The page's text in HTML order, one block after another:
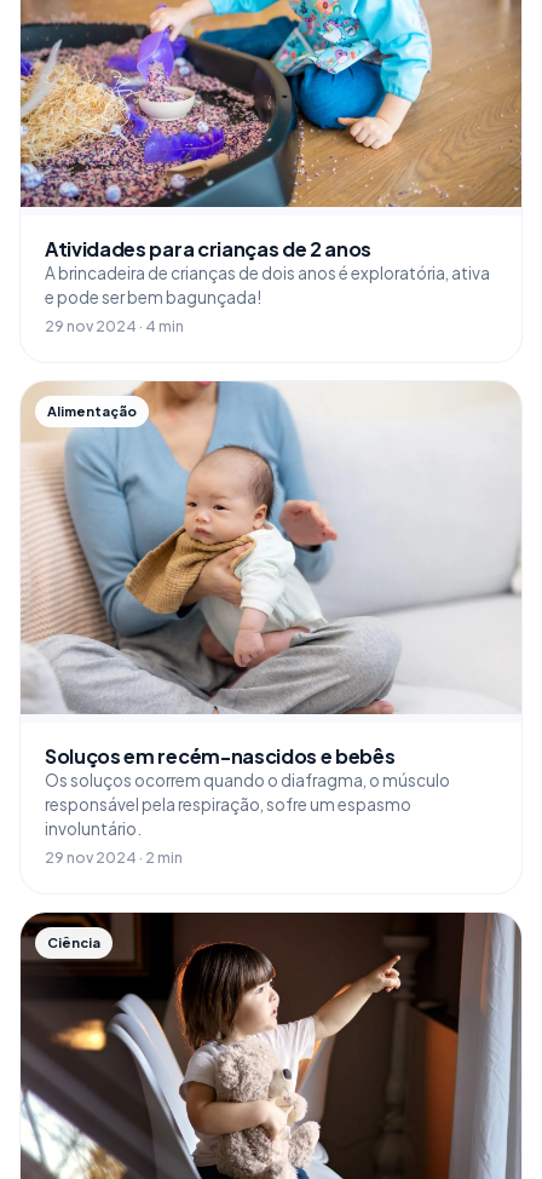
Atividades para crianças de 2 anos
A brincadeira de crianças de dois anos é exploratória, ativa
e pode ser bem bagunçada!
29 nov 2024 · 4 min
Alimentação
Soluços em recém-nascidos e bebês
Os soluços ocorrem quando o diafragma, o músculo
responsável pela respiração, sofre um espasmo
involuntário.
29 nov 2024 · 2 min
Ciência